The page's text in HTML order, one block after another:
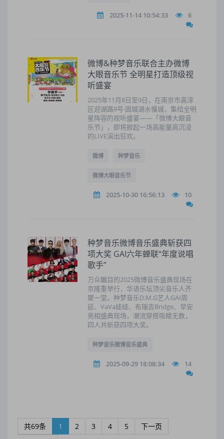
2025-11-14 10:54:33 6
微博&种梦音乐联合主办微博
大眼音乐节 全明星打造顶级视
听盛宴
2025年11月8日至9日，在南京市高淳
区迎湖路9号·固城湖水慢城，集结全明
星阵容的视听盛宴——「微博大眼音
乐节」，即将掀起一场高能量高沉浸
的LIVE演出狂欢。
微博 种梦音乐
微博大眼音乐节
2025-10-30 16:56:13 10
种梦音乐微博音乐盛典斩获四
项大奖 GAI六年蝉联“年度说唱
歌手”
万众瞩目的2025微博音乐盛典现场在
京隆重举行，华语乐坛顶尖音乐人齐
聚一堂。种梦音乐D.M.G艺人GAI周
延、VaVa娃娃、布瑞吉Bridge、早安
亮相盛典现场，潮流穿搭吸睛无数，
四人共斩获四项大奖。
种梦音乐微博音乐盛典
2025-09-29 18:08:34 14
共69条 1 2 3 4 5
下一页